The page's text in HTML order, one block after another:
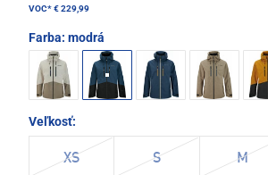
VOC*€ 229,99
Farba: modrá
Veľkosť:
XS S M